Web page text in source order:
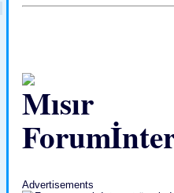
Advertisements